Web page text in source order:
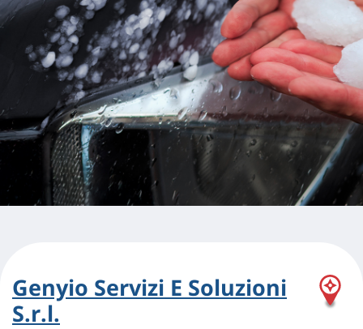
Genyio Servizi E Soluzioni
S.r.l.